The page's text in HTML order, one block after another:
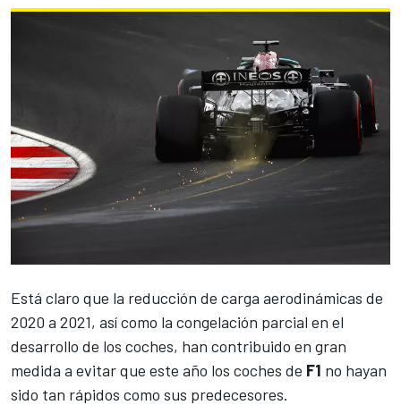
Está claro que la reducción de carga aerodinámicas de
2020 a 2021, así como la congelación parcial en el
desarrollo de los coches, han contribuido en gran
medida a evitar que este año los coches de F1 no hayan
sido tan rápidos como sus predecesores.